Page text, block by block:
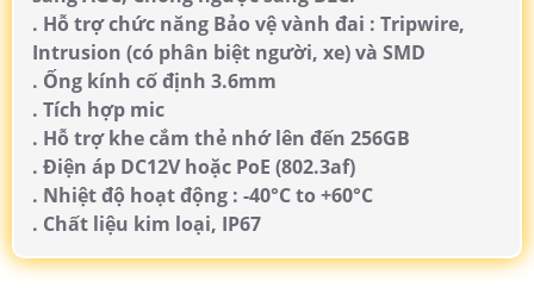
. Hỗ trợ chức năng Bảo vệ vành đai : Tripwire,
Intrusion (có phân biệt người, xe) và SMD
. Ống kính cố định 3.6mm
. Tích hợp mic
. Hỗ trợ khe cắm thẻ nhớ lên đến 256GB
. Điện áp DC12V hoặc PoE (802.3af)
. Nhiệt độ hoạt động : -40°C to +60°C
. Chất liệu kim loại, IP67